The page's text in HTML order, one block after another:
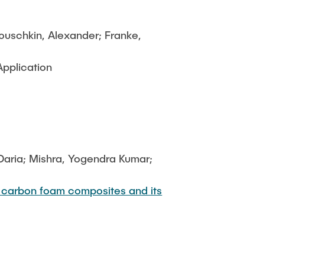
Alexander; Franke,
Mishra, Yogendra Kumar;
foam composites and its